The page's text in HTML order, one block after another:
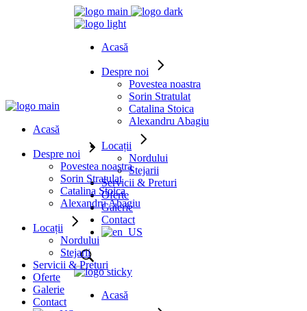
Acasă
Despre noi
Povestea noastra
Sorin Stratulat
Catalina Stoica
Alexandru Abagiu
Locații
Nordului
Stejarii
Servicii & Preturi
Oferte
Galerie
Contact
Acasă
Acasă
Despre noi
Povestea noastra
Sorin Stratulat
Catalina Stoica
Alexandru Abagiu
Locații
Nordului
Stejarii
Servicii & Preturi
Oferte
Galerie
Contact